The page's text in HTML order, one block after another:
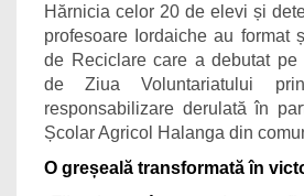
Hărnicia celor 20 de elevi și
profesoare Iordaiche au format
de Reciclare care a debutat pe
de Ziua Voluntariatului
responsabilizare derulată în
Școlar Agricol Halanga din
O greșeală transformată în